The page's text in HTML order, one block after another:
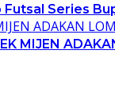
Futsal Series
MIJEN